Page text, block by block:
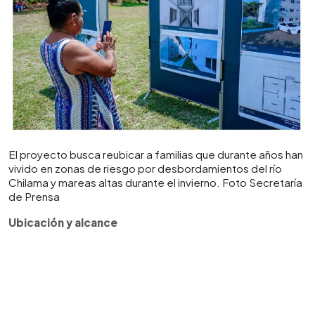
El proyecto busca reubicar a familias que durante años han
vivido en zonas de riesgo por desbordamientos del río
Chilama y mareas altas durante el invierno. Foto Secretaría
de Prensa
Ubicación y alcance